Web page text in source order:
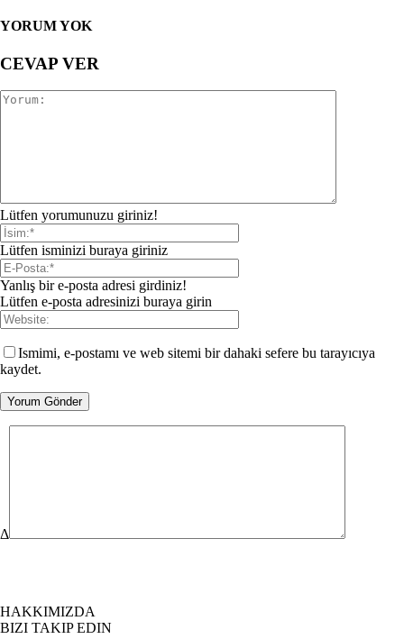
YORUM YOK
CEVAP VER
Lütfen yorumunuzu giriniz!
Lütfen isminizi buraya giriniz
Yanlış bir e-posta adresi girdiniz!
Lütfen e-posta adresinizi buraya girin
Ismimi, e-postamı ve web sitemi bir dahaki sefere bu tarayıcıya
kaydet.
Δ
HAKKIMIZDA
BIZI TAKIP EDIN